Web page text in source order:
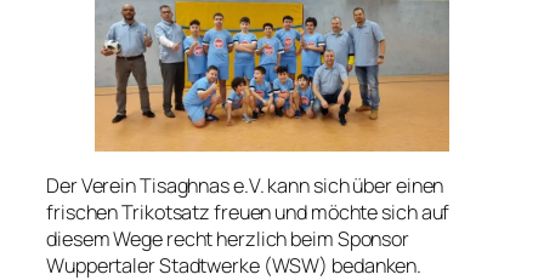
Der Verein Tisaghnas e.V. kann sich über einen
frischen Trikotsatz freuen und möchte sich auf
diesem Wege recht herzlich beim Sponsor
Wuppertaler Stadtwerke (WSW) bedanken.